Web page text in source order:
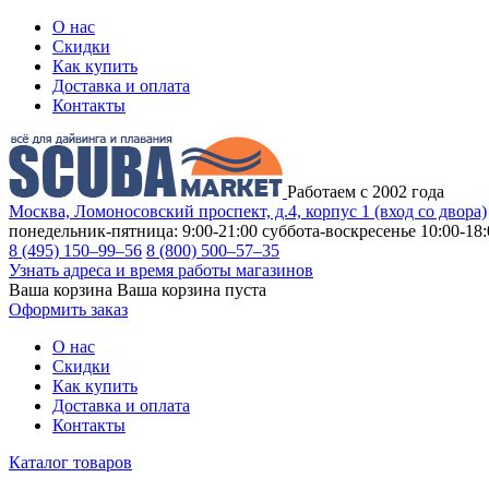
О нас
Скидки
Как купить
Доставка и оплата
Контакты
Работаем с 2002 года
Москва, Ломоносовский проспект, д.4, корпус 1 (вход со двора)
понедельник-пятница: 9:00-21:00 суббота-воскресенье 10:00-
8 (495) 150–99–56 8 (800) 500–57–35
Узнать адреса и время работы магазинов
Ваша корзина Ваша корзина пуста
Оформить заказ
О нас
Скидки
Как купить
Доставка и оплата
Контакты
Каталог товаров